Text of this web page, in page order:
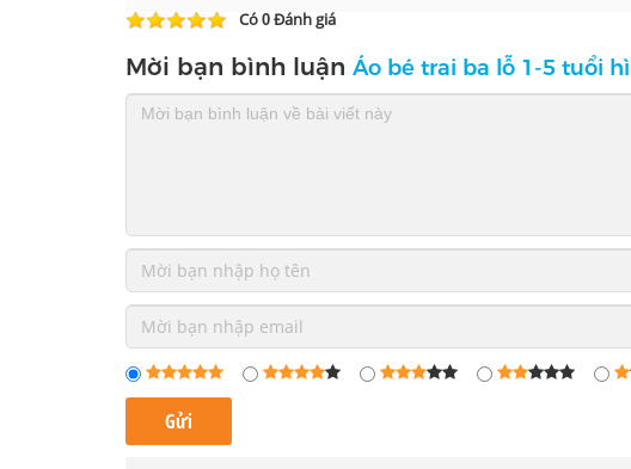
Có 0 Đánh giá
Mời bạn bình luận Áo bé trai ba lỗ 1-5 tuổi